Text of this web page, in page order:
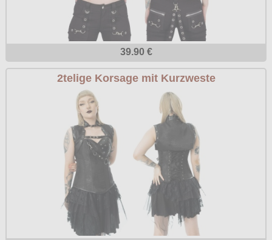
39.90 €
2telige Korsage mit Kurzweste